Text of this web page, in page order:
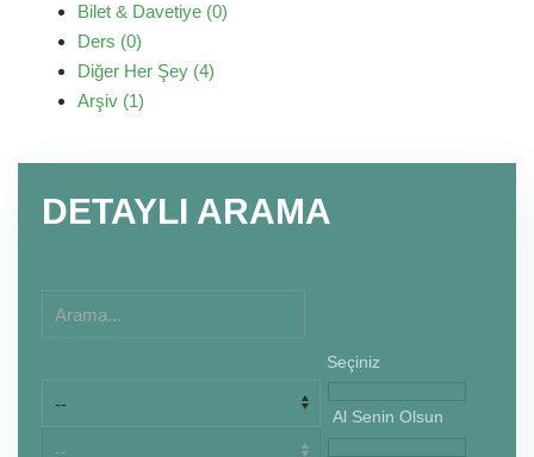
Bilet & Davetiye (0)
Ders (0)
Diğer Her Şey (4)
Arşiv (1)
DETAYLI ARAMA
Seçiniz
Al Senin Olsun